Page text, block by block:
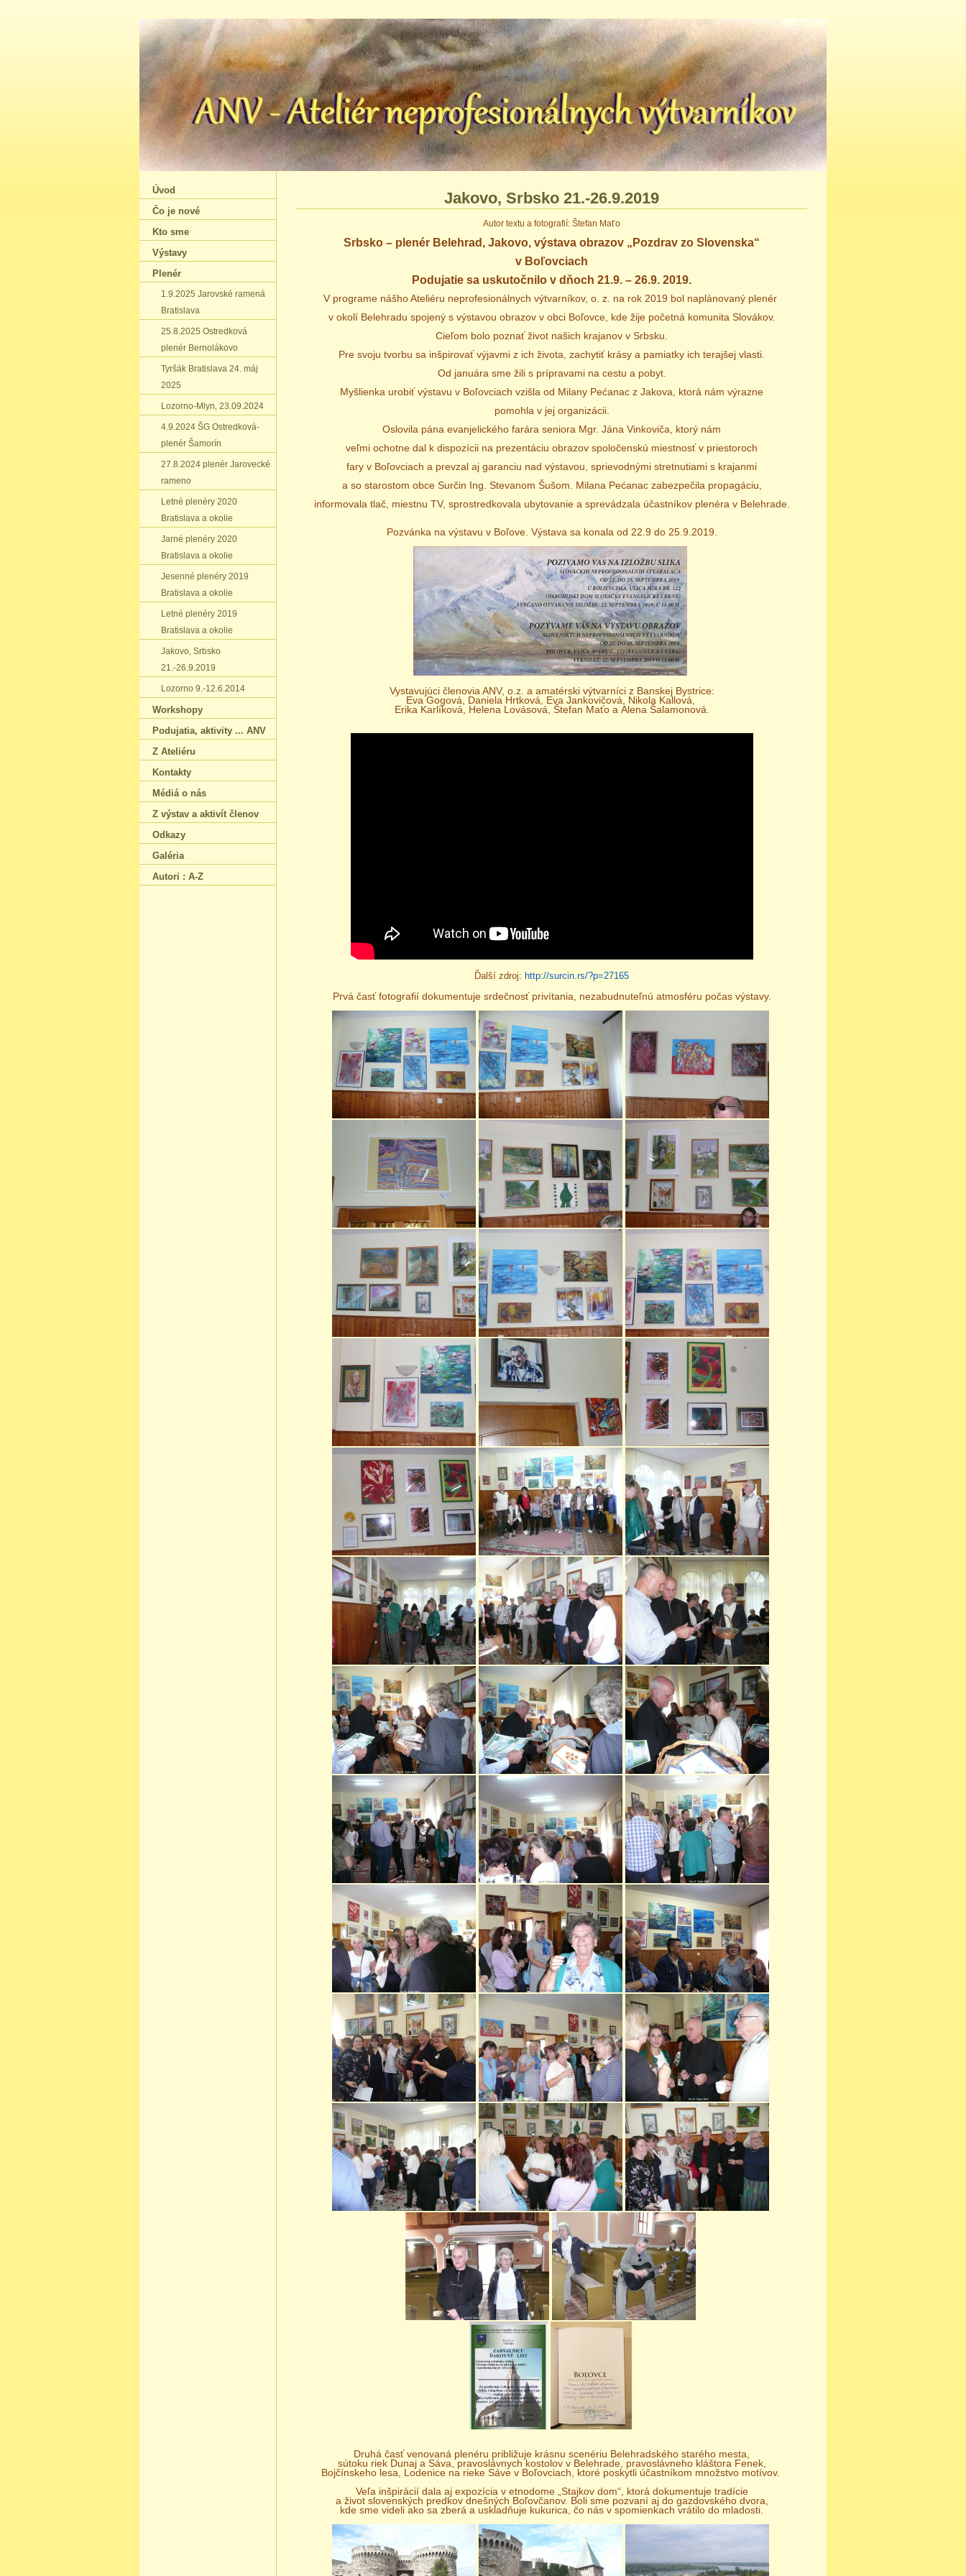
Jakovo‚ Srbsko 21.-26.9.2019
Autor textu a fotografií: Štefan Maťo
Srbsko – plenér Belehrad, Jakovo, výstava obrazov „Pozdrav zo Slovenska“
v Boľovciach
Podujatie sa uskutočnilo v dňoch 21.9. – 26.9. 2019.
V programe nášho Ateliéru neprofesionálnych výtvarníkov, o. z. na rok 2019 bol naplánovaný plenér
v okolí Belehradu spojený s výstavou obrazov v obci Boľovce, kde žije početná komunita Slovákov.
Cieľom bolo poznať život našich krajanov v Srbsku.
Pre svoju tvorbu sa inšpirovať výjavmi z ich života, zachytiť krásy a pamiatky ich terajšej vlasti.
Od januára sme žili s prípravami na cestu a pobyt.
Myšlienka urobiť výstavu v Boľovciach vzišla od Milany Pećanac z Jakova, ktorá nám výrazne
pomohla v jej organizácii.
Oslovila pána evanjelického farára seniora Mgr. Jána Vinkoviča, ktorý nám
veľmi ochotne dal k dispozícii na prezentáciu obrazov spoločenskú miestnosť v priestoroch
fary v Boľovciach a prevzal aj garanciu nad výstavou, sprievodnými stretnutiami s krajanmi
a so starostom obce Surčin Ing. Stevanom Šušom. Milana Pećanac zabezpečila propagáciu,
informovala tlač, miestnu TV, sprostredkovala ubytovanie a sprevádzala účastníkov plenéra v Belehrade.
Pozvánka na výstavu v Boľove. Výstava sa konala od 22.9 do 25.9.2019.
Vystavujúci členovia ANV, o.z. a amatérski výtvarníci z Banskej Bystrice:
Eva Gogová, Daniela Hrtková, Eva Jankovičová, Nikola Kallová,
Erika Karlíková, Helena Lovásová, Štefan Maťo a Alena Šalamonová.
Ďalší zdroj: http://surcin.rs/?p=27165
Prvá časť fotografií dokumentuje srdečnosť privítania, nezabudnuteľnú atmosféru počas výstavy.
Druhá časť venovaná plenéru približuje krásnu scenériu Belehradského starého mesta,
sútoku riek Dunaj a Sáva, pravoslávnych kostolov v Belehrade, pravoslávneho kláštora Fenek,
Bojčínskeho lesa, Lodenice na rieke Sáve v Boľovciach, ktoré poskytli účastníkom množstvo motívov.
Veľa inšpirácií dala aj expozícia v etnodome „Stajkov dom“, ktorá dokumentuje tradície
a život slovenských predkov dnešných Boľovčanov. Boli sme pozvaní aj do gazdovského dvora,
kde sme videli ako sa zberá a uskladňuje kukurica, čo nás v spomienkach vrátilo do mladosti.
Úvod
Čo je nové
Kto sme
Výstavy
Plenér
1.9.2025 Jarovské ramená
Bratislava
25.8.2025 Ostredková
plenér Bernolákovo
Tyršák Bratislava 24. máj
2025
Lozorno-Mlyn‚ 23.09.2024
4.9.2024 ŠG Ostredková-
plenér Šamorín
27.8.2024 plenér Jarovecké
rameno
Letné plenéry 2020
Bratislava a okolie
Jarné plenéry 2020
Bratislava a okolie
Jesenné plenéry 2019
Bratislava a okolie
Letné plenéry 2019
Bratislava a okolie
Jakovo‚ Srbsko
21.-26.9.2019
Lozorno 9.-12.6.2014
Workshopy
Podujatia‚ aktivity ... ANV
Z Ateliéru
Kontakty
Médiá o nás
Z výstav a aktivít členov
Odkazy
Galéria
Autori : A-Z